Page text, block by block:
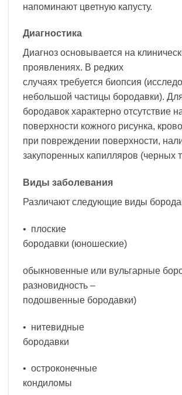
напоминают цветную капусту.
Диагностика
Диагноз основывается на
проявлениях. В редких
случаях требуется биопсия
небольшой частицы бородавки).
бородавок характерно отсутствие
поверхности кожного рисунка,
при повреждении поверхности,
закупоренных капилляров (черных
Виды заболевания
Различают следующие виды
• плоские
бородавки (юношеские)
обыкновенные или вульгарные
разновидность –
подошвенные бородавки)
• нитевидные
бородавки
• остроконечные
кондиломы